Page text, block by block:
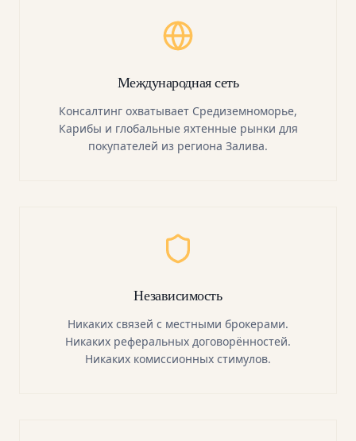
Международная сеть
Консалтинг охватывает Средиземноморье,
Карибы и глобальные яхтенные рынки для
покупателей из региона Залива.
Независимость
Никаких связей с местными брокерами.
Никаких реферальных договорённостей.
Никаких комиссионных стимулов.